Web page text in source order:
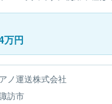
間は- 変形労働時間制です
許です。
万円
ノ運送株式会社
訪市